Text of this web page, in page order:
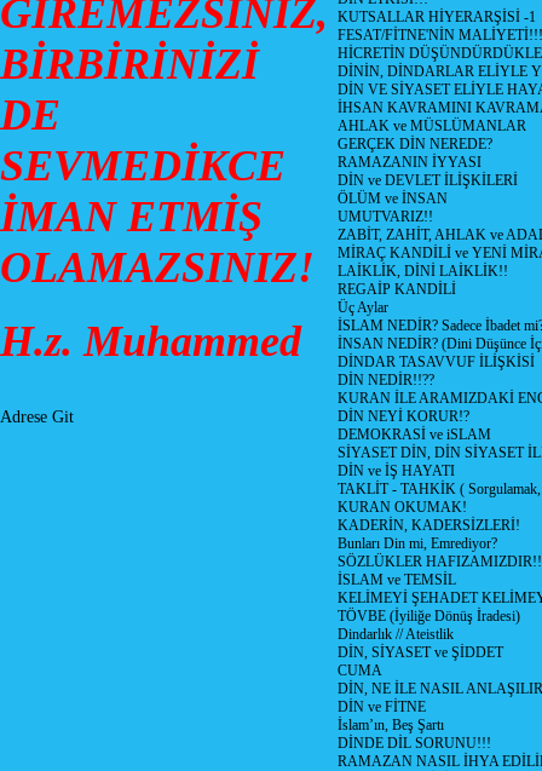
GİREMEZSİNİZ,
BİRBİRİNİZİ
DE
SEVMEDİKCE
İMAN ETMİŞ
OLAMAZSINIZ!
H.z. Muhammed
Adrese Git
KUTSALLAR HİYERARŞİSİ -1
FESAT/FİTNE'NİN MALİYETİ!!!
HİCRETİN
DİNİN, DİNDARLAR ELİYLE
DİN VE SİYASET ELİYLE
İHSAN KAVRAMINI
AHLAK ve MÜSLÜMANLAR
GERÇEK DİN NEREDE?
RAMAZANIN İYYASI
DİN ve DEVLET İLİŞKİLERİ
ÖLÜM ve İNSAN
UMUTVARIZ!!
ZABİT, ZAHİT, AHLAK ve
MİRAÇ KANDİLİ ve YENİ
LAİKLİK, DİNİ LAİKLİK!!
REGAİP KANDİLİ
Üç Aylar
İSLAM NEDİR? Sadece İbadet
İNSAN NEDİR? (Dini Düşünce
DİNDAR TASAVVUF İLİŞKİSİ
DİN NEDİR!!??
KURAN İLE ARAMIZDAKİ
DİN NEYİ KORUR!?
DEMOKRASİ ve iSLAM
SİYASET DİN, DİN SİYASET
DİN ve İŞ HAYATI
TAKLİT - TAHKİK ( Sorgulamak,
KURAN OKUMAK!
KADERİN, KADERSİZLERİ!
Bunları Din mi, Emrediyor?
SÖZLÜKLER HAFIZAMIZDIR!!
İSLAM ve TEMSİL
KELİMEYİ ŞEHADET
TÖVBE (İyiliğe Dönüş İradesi)
Dindarlık // Ateistlik
DİN, SİYASET ve ŞİDDET
CUMA
DİN, NE İLE NASIL
DİN ve FİTNE
İslam’ın, Beş Şartı
DİNDE DİL SORUNU!!!
RAMAZAN NASIL İHYA